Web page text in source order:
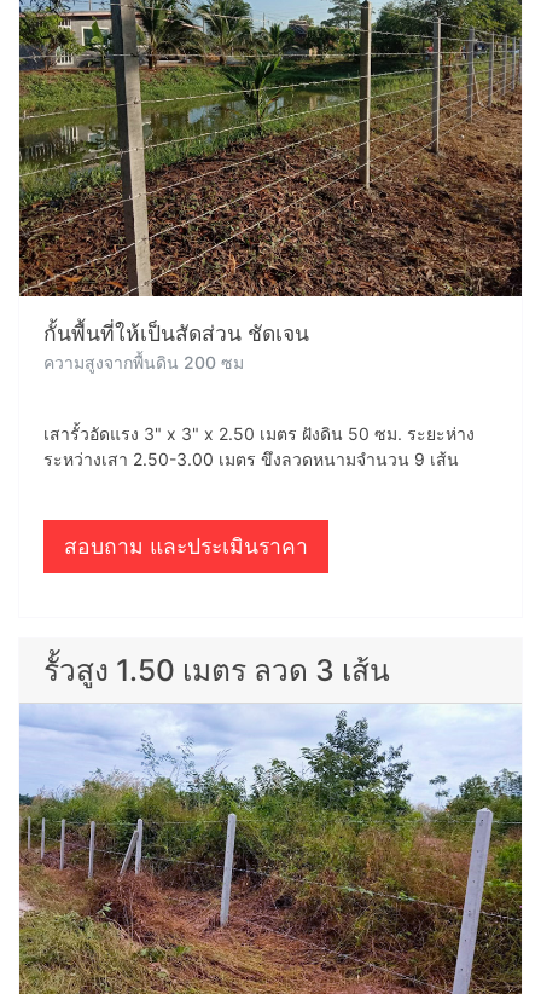
กั้นพื้นที่ให้เป็นสัดส่วน ชัดเจน
ความสูงจากพื้นดิน 200 ซม
เสารั้วอัดแรง 3" x 3" x 2.50 เมตร ฝังดิน 50 ซม. ระยะห่าง
ระหว่างเสา 2.50-3.00 เมตร ขึงลวดหนามจำนวน 9 เส้น
สอบถาม และประเมินราคา
รั้วสูง 1.50 เมตร ลวด 3 เส้น